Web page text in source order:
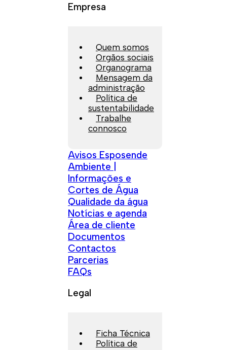
Empresa
Quem somos
Orgãos sociais
Organograma
Mensagem da
administração
Política de
sustentabilidade
Trabalhe
connosco
Avisos Esposende
Ambiente |
Informações e
Cortes de Água
Qualidade da água
Notícias e agenda
Área de cliente
Documentos
Contactos
Parcerias
FAQs
Legal
Ficha Técnica
Política de